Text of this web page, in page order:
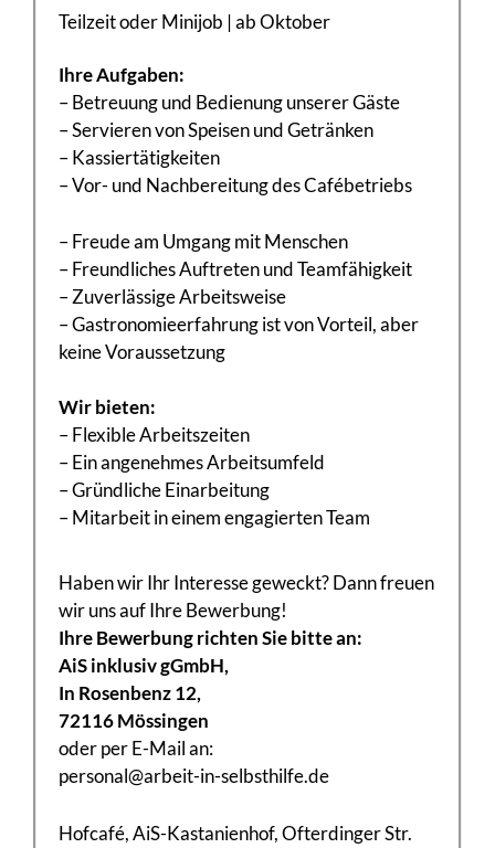
Teilzeit oder Minijob | ab Oktober
Ihre Aufgaben:
– Betreuung und Bedienung unserer Gäste
– Servieren von Speisen und Getränken
– Kassiertätigkeiten
– Vor- und Nachbereitung des Cafébetriebs
– Freude am Umgang mit Menschen
– Freundliches Auftreten und Teamfähigkeit
– Zuverlässige Arbeitsweise
– Gastronomieerfahrung ist von Vorteil, aber
keine Voraussetzung
Wir bieten:
– Flexible Arbeitszeiten
– Ein angenehmes Arbeitsumfeld
– Gründliche Einarbeitung
– Mitarbeit in einem engagierten Team
Haben wir Ihr Interesse geweckt? Dann freuen
wir uns auf Ihre Bewerbung!
Ihre Bewerbung richten Sie bitte an:
AiS inklusiv gGmbH,
In Rosenbenz 12,
72116 Mössingen
oder per E-Mail an:
personal@arbeit-in-selbsthilfe.de
Hofcafé, AiS-Kastanienhof, Ofterdinger Str.